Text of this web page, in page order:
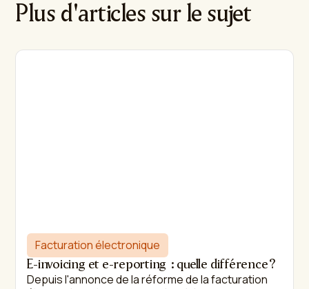
Plus d'articles sur le sujet
Facturation électronique
E-invoicing et e-reporting : quelle différence ?
Depuis l'annonce de la réforme de la facturation